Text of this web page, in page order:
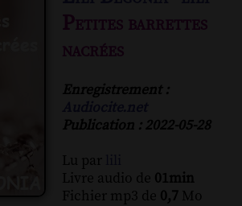
Petites barrettes
nacrées
Enregistrement :
Publication : 2022-05-28
Lu par
Livre audio de 01min
Fichier mp3 de 0,7 Mo